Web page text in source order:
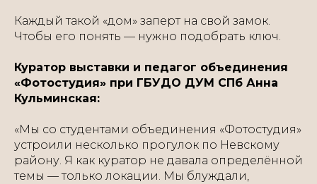
Каждый такой «дом» заперт на свой замок.
Чтобы его понять — нужно подобрать ключ.
Куратор выставки и педагог объединения
«Фотостудия» при ГБУДО ДУМ СПб Анна
Кульминская:
«Мы со студентами объединения «Фотостудия»
устроили несколько прогулок по Невскому
району. Я как куратор не давала определённой
темы — только локации. Мы блуждали,